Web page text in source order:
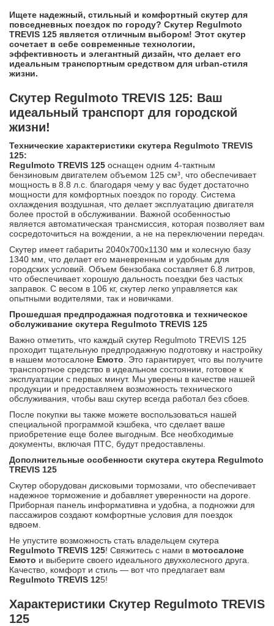
Ищете надежный, стильный и комфортный скутер для
повседневных поездок по городу? Скутер Regulmoto
TREVIS 125 является отличным выбором! Этот скутер
сочетает в себе современные технологии,
эффективность и элегантный дизайн, что делает его
идеальным транспортным средством для urban-стиля
жизни.
Скутер Regulmoto TREVIS 125: Ваш
идеальный транспорт для городской
жизни!
Технические характеристики скутера Regulmoto TREVIS
125:
Regulmoto TREVIS 125 оснащен одним 4-тактным
бензиновым двигателем объемом 125 см³, что обеспечивает
мощность в 8.8 л.с. благодаря чему у вас будет достаточно
мощности для комфортных поездок по городу. Система
охлаждения воздушная, что делает эксплуатацию двигателя
более простой в обслуживании. Важной особенностью
является автоматическая трансмиссия, которая позволяет вам
сосредоточиться на вождении, а не на переключении передач.
Скутер имеет габариты 2040x700x1130 мм и колесную базу
1340 мм, что делает его маневренным и удобным для
городских условий. Объем бензобака составляет 6.8 литров,
что обеспечивает хорошую дальность поездки без частых
заправок. С весом в 106 кг, скутер легко управляется как
опытными водителями, так и новичками.
Прошедшая предпродажная подготовка и техническое
обслуживание скутера Regulmoto TREVIS 125
Важно отметить, что каждый скутер Regulmoto TREVIS 125
проходит тщательную предпродажную подготовку и настройку
в нашем мотосалоне Емото . Это гарантирует, что вы получите
транспортное средство в идеальном состоянии, готовое к
эксплуатации с первых минут. Мы уверены в качестве нашей
продукции и предоставляем возможность технического
обслуживания, чтобы ваш скутер всегда работал без сбоев.
После покупки вы также можете воспользоваться нашей
специальной программой кэшбека, что сделает ваше
приобретение еще более выгодным. Все необходимые
документы, включая ПТС, будут предоставлены.
Дополнительные особенности скутера скутера Regulmoto
TREVIS 125
Скутер оборудован дисковыми тормозами, что обеспечивает
надежное торможение и добавляет уверенности на дороге.
Приборная панель информативна и удобна, а подножки для
пассажиров создают комфортные условия для поездок
вдвоем.
Не упустите возможность стать владельцем скутера
Regulmoto TREVIS 125! Свяжитесь с нами в мотосалоне
Емото и выберите своего идеального двухколесного друга.
Качество, комфорт и стиль — вот что предлагает вам
Regulmoto TREVIS 125!
Характеристики Скутер Regulmoto TREVIS
125